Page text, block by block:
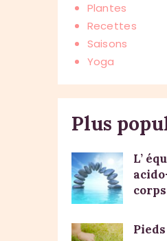
Plantes
Recettes
Saisons
Yoga
Plus
L’
corps